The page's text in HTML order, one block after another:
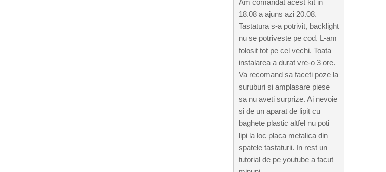
Am comandat acest kit in
18.08 a ajuns azi 20.08.
Tastatura s-a potrivit, backlight
nu se potriveste pe cod. L-am
folosit tot pe cel vechi. Toata
instalarea a durat vre-o 3 ore.
Va recomand sa faceti poze la
suruburi si amplasare piese
sa nu aveti surprize. Ai nevoie
si de un aparat de lipit cu
baghete plastic altfel nu poti
lipi la loc placa metalica din
spatele tastaturii. In rest un
tutorial de pe youtube a facut